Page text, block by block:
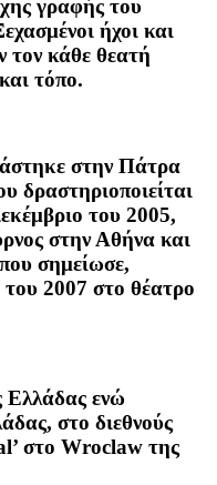
γραφής του
ήχοι και
τον κάθε θεατή
τόπο.
στην Πάτρα
δραστηριοποιείται
του 2005,
στην Αθήνα και
σημείωσε,
του 2007 στο θέατρο
Ελλάδας ενώ
στο διεθνούς
στο Wroclaw της